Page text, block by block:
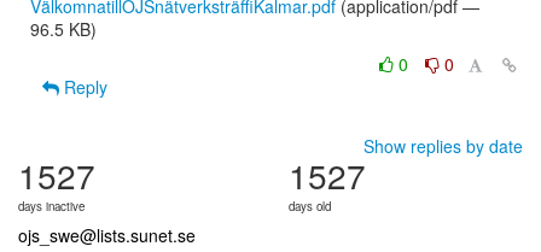
VälkomnatillOJSnätverksträffiKalmar.pdf (application/pdf —
96.5 KB)
0
0
Reply
Show replies by date
1527
days inactive
1527
days old
ojs_swe@lists.sunet.se